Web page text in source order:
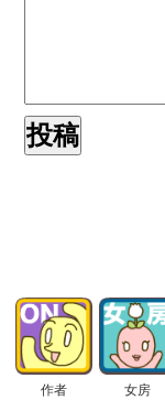
作者 女房